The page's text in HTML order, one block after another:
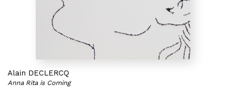
Alain DECLERCQ
Anna Rita is Coming